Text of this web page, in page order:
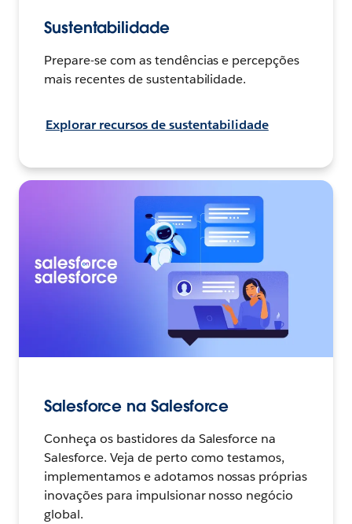
Sustentabilidade
Prepare-se com as tendências e percepções
mais recentes de sustentabilidade.
Explorar recursos de sustentabilidade
Salesforce na Salesforce
Conheça os bastidores da Salesforce na
Salesforce. Veja de perto como testamos,
implementamos e adotamos nossas próprias
inovações para impulsionar nosso negócio
global.